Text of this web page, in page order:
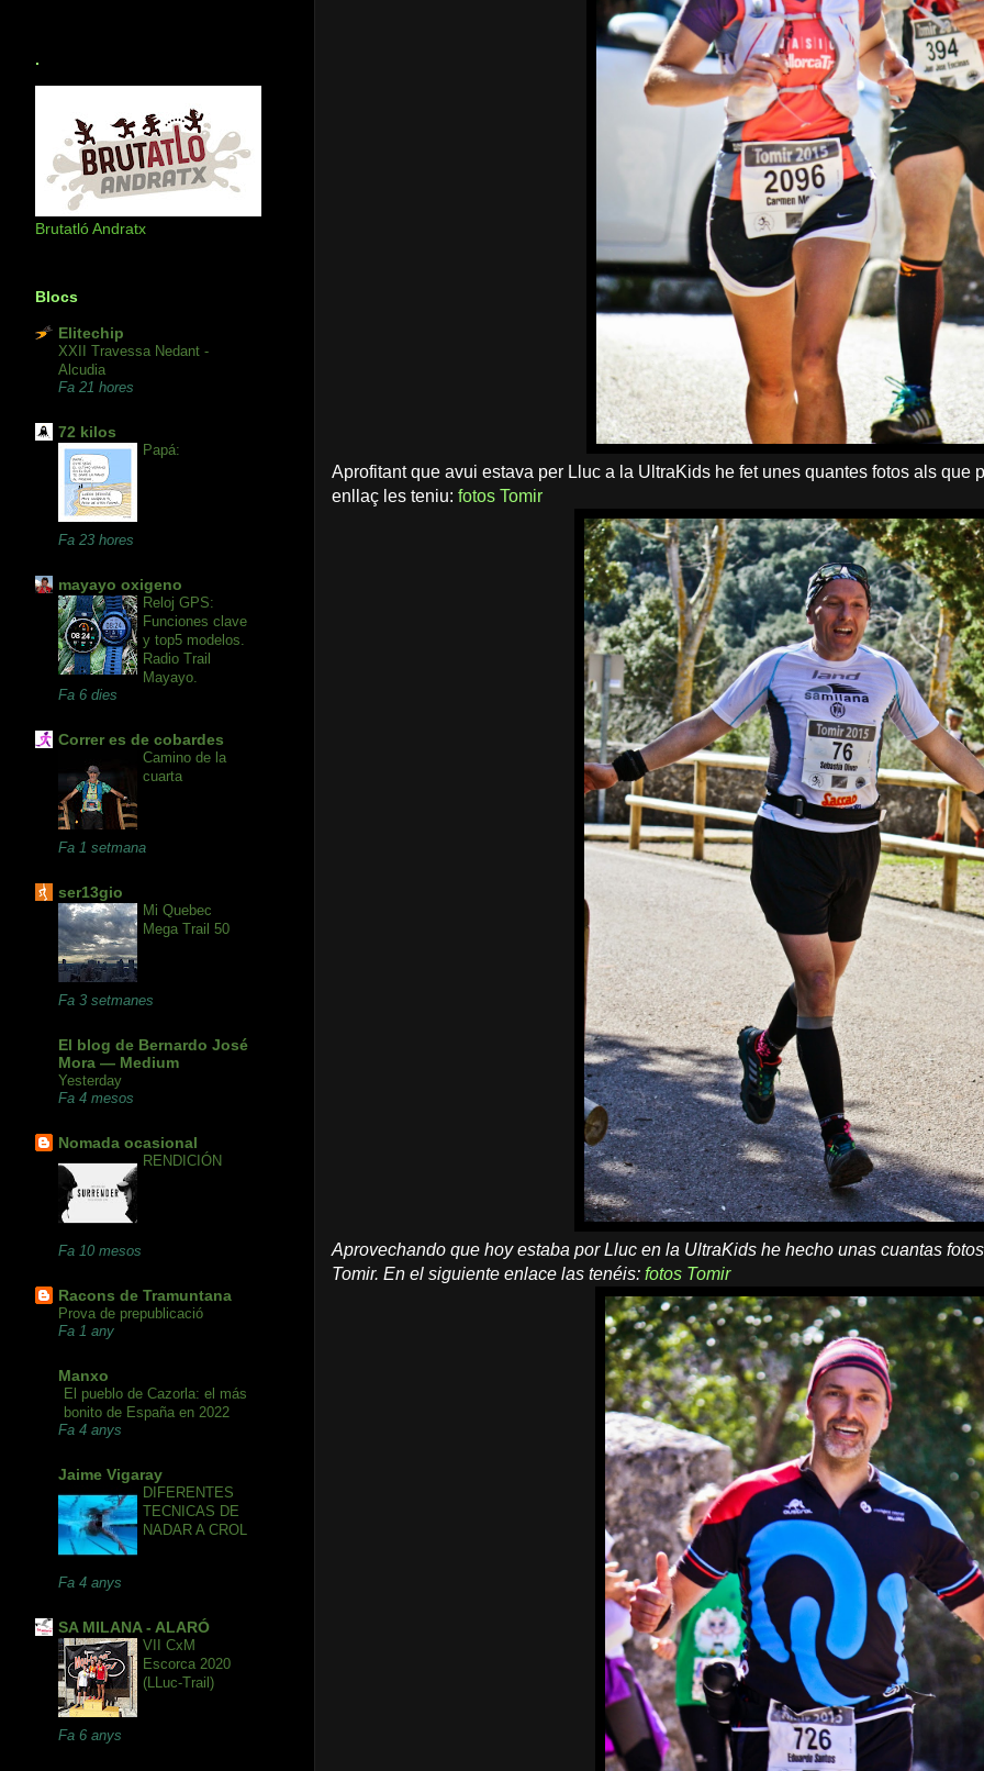
Aprofitant que avui estava per Lluc a la UltraKids he fet unes quantes fotos als que
enllaç les teniu: fotos Tomir
Aprovechando que hoy estaba por Lluc en la UltraKids he hecho unas cuantas
Tomir. En el siguiente enlace las tenéis: fotos Tomir
.
Brutatló Andratx
Blocs
Elitechip
XXII Travessa Nedant -
Alcudia
Fa 21 hores
72 kilos
Papá:
Fa 23 hores
mayayo oxigeno
Reloj GPS:
Funciones clave
y top5 modelos.
Radio Trail
Mayayo.
Fa 6 dies
Correr es de cobardes
Camino de la
cuarta
Fa 1 setmana
ser13gio
Mi Quebec
Mega Trail 50
Fa 3 setmanes
El blog de Bernardo José
Mora — Medium
Yesterday
Fa 4 mesos
Nomada ocasional
RENDICIÓN
Fa 10 mesos
Racons de Tramuntana
Prova de prepublicació
Fa 1 any
Manxo
El pueblo de Cazorla: el más
bonito de España en 2022
Fa 4 anys
Jaime Vigaray
DIFERENTES
TECNICAS DE
NADAR A CROL
Fa 4 anys
SA MILANA - ALARÓ
VII CxM
Escorca 2020
(LLuc-Trail)
Fa 6 anys